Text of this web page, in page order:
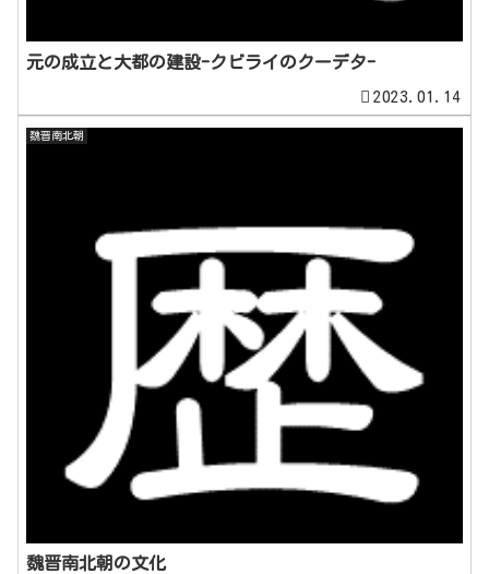
元の成立と大都の建設-クビライのクーデタ-
2023.01.14
魏晋南北朝
魏晋南北朝の文化